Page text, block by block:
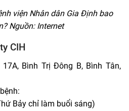
viện Nhân dân Gia Định bao
Nguồn: Internet
CIH
Bình Trị Đông B, Bình Tân,
Bảy chỉ làm buổi sáng)